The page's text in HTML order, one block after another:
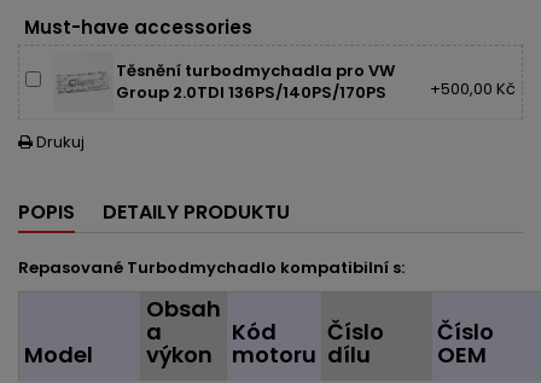
Must-have accessories
Těsnění turbodmychadla pro VW
Group 2.0TDI 136PS/140PS/170PS
+500,00 Kč
 Drukuj
POPIS DETAILY PRODUKTU
Repasované Turbodmychadlo kompatibilní s:
Model
Obsah
a
výkon
Kód
motoru
Číslo
dílu
Číslo
OEM